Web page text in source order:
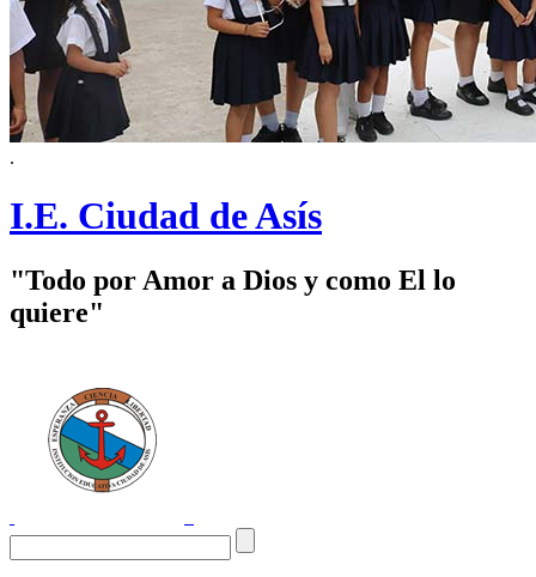
.
I.E. Ciudad de Asís
"Todo por Amor a Dios y como El lo
quiere"